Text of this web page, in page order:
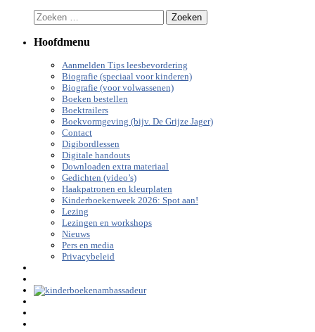
Zoeken
naar:
Hoofdmenu
Aanmelden Tips leesbevordering
Biografie (speciaal voor kinderen)
Biografie (voor volwassenen)
Boeken bestellen
Boektrailers
Boekvormgeving (bijv. De Grijze Jager)
Contact
Digibordlessen
Digitale handouts
Downloaden extra materiaal
Gedichten (video’s)
Haakpatronen en kleurplaten
Kinderboekenweek 2026: Spot aan!
Lezing
Lezingen en workshops
Nieuws
Pers en media
Privacybeleid